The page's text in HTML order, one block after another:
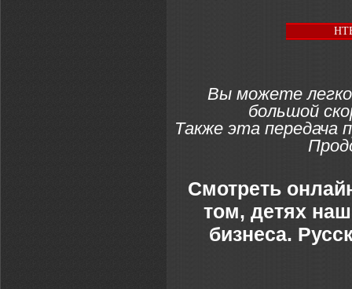
Вы можете
большой
Также эта передача
Смотреть
том, детях
бизнеса.